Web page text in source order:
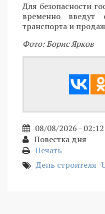
Для безопасности
временно введут
транспорта и
Фото: Борис Ярков
08/08/2026 - 02:12
Повестка дня
Печать
День строителя